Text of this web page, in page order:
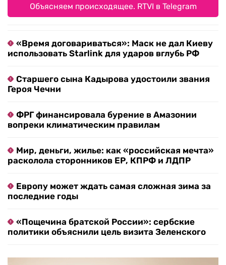
Объясняем происходящее. RTVI в Telegram
«Время договариваться»: Маск не дал Киеву
использовать Starlink для ударов вглубь РФ
Старшего сына Кадырова удостоили звания
Героя Чечни
ФРГ финансировала бурение в Амазонии
вопреки климатическим правилам
Мир, деньги, жилье: как «российская мечта»
расколола сторонников ЕР, КПРФ и ЛДПР
Европу может ждать самая сложная зима за
последние годы
«Пощечина братской России»: сербские
политики объяснили цель визита Зеленского